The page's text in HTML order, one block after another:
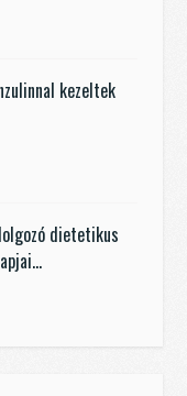
kezeltek
dietetikus